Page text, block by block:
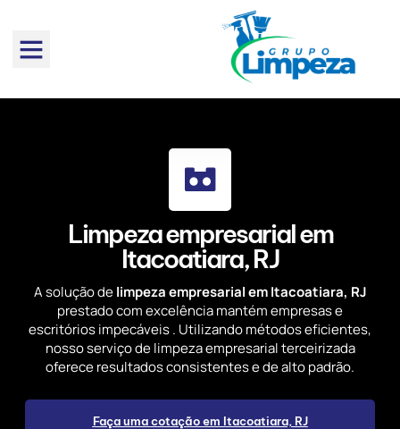
Limpeza empresarial em
Itacoatiara, RJ
A solução delimpeza empresarial em Itacoatiara, RJ
prestado com excelência mantém empresas e
escritórios impecáveis . Utilizando métodos eficientes,
nosso serviço de limpeza empresarial terceirizada
oferece resultados consistentes e de alto padrão.
Faça uma cotação em Itacoatiara, RJ